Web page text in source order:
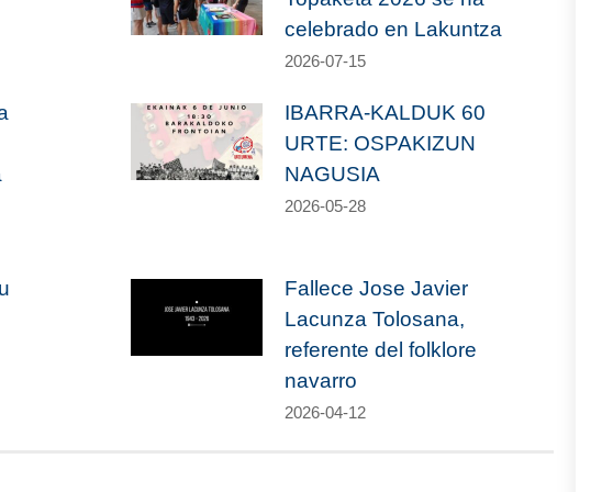
celebrado en Lakuntza
2026-07-15
IBARRA-KALDUK 60
URTE: OSPAKIZUN
NAGUSIA
2026-05-28
Fallece Jose Javier
Lacunza Tolosana,
referente del folklore
navarro
2026-04-12